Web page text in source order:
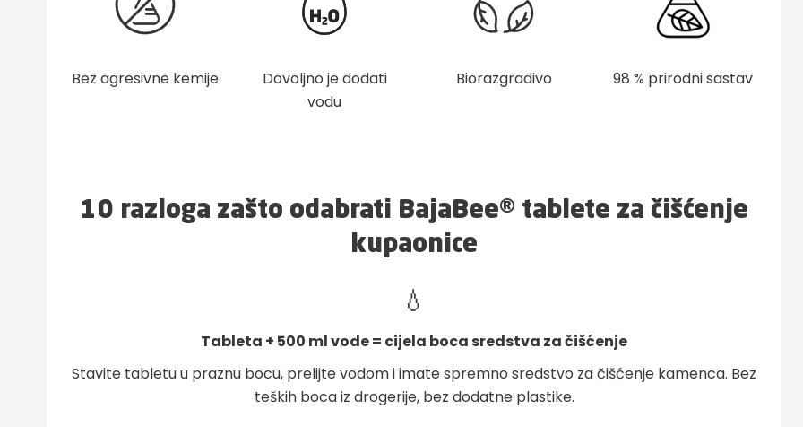
Bez agresivne kemije
Dovoljno je dodati
vodu
Biorazgradivo 98 % prirodni sastav
10 razloga zašto odabrati BajaBee® tablete za čišćenje
kupaonice
💧
Tableta + 500 ml vode = cijela boca sredstva za čišćenje
Stavite tabletu u praznu bocu, prelijte vodom i imate spremno sredstvo za čišćenje kamenca. Bez
teških boca iz drogerije, bez dodatne plastike.